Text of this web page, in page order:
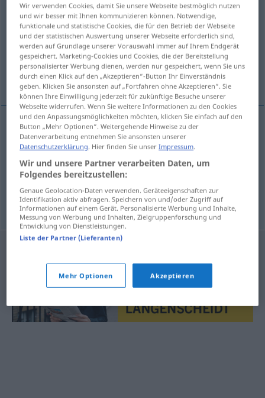
sleepyheads
Übersicht aller Übersetzungen
(Für mehr Details die Übersetzung anklicken/antippen)
Müder Schlafmütze
Müde(r) sleepyheadmeistin der Anrede
Schlafmütze f sleepyhead
Wir verwenden Cookies, damit Sie unsere Webseite bestmöglich nutzen
und wir besser mit Ihnen kommunizieren können. Notwendige,
funktionale und statistische Cookies, die für den Betrieb der Webseite
und der statistischen Auswertung unserer Webseite erforderlich sind,
werden auf Grundlage unserer Vorauswahl immer auf Ihrem Endgerät
gespeichert. Marketing-Cookies und Cookies, die der Bereitstellung
personalisierter Werbung dienen, werden nur gespeichert, wenn Sie uns
durch einen Klick auf den „Akzeptieren“-Button Ihr Einverständnis
geben. Klicken Sie ansonsten auf „Fortfahren ohne Akzeptieren“. Sie
können Ihre Einwilligung jederzeit für zukünftige Besuche unserer
Webseite widerrufen. Wenn Sie weitere Informationen zu den Cookies
und den Anpassungsmöglichkeiten möchten, klicken Sie einfach auf den
Button „Mehr Optionen“. Weitergehende Hinweise zu der
Datenverarbeitung entnehmen Sie ansonsten unserer
Datenschutzerklärung. Hier finden Sie unserImpressum.
Wir und unsere Partner verarbeiten Daten, um
Folgendes bereitzustellen:
Genaue Geolocation-Daten verwenden. Geräteeigenschaften zur
Identifikation aktiv abfragen. Speichern von und/oder Zugriff auf
Informationen auf einem Gerät. Personalisierte Werbung und Inhalte,
Messung von Werbung und Inhalten, Zielgruppenforschung und
Entwicklung von Dienstleistungen.
Liste der Partner (Lieferanten)
Mehr Optionen Akzeptieren